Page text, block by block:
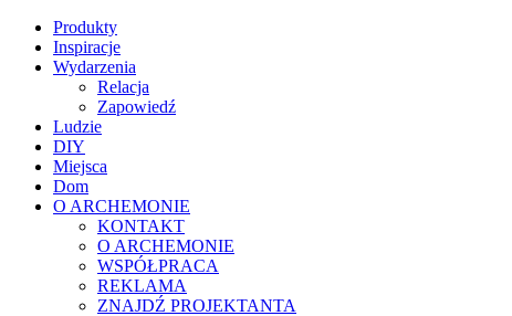
Produkty
Inspiracje
Wydarzenia
Relacja
Zapowiedź
Ludzie
DIY
Miejsca
Dom
O ARCHEMONIE
KONTAKT
O ARCHEMONIE
WSPÓŁPRACA
REKLAMA
ZNAJDŹ PROJEKTANTA